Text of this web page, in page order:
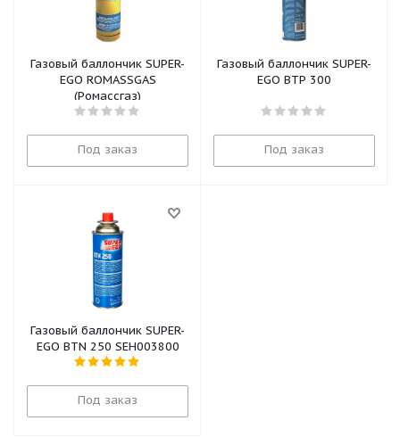
Газовый баллончик SUPER-
EGO ROMASSGAS
(Ромассгаз)
Под заказ
Газовый баллончик SUPER-
EGO BTP 300
Под заказ
Газовый баллончик SUPER-
EGO BTN 250 SEH003800
Под заказ